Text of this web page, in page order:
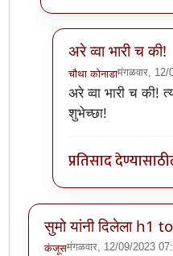
अरे व्वा भारी च की!
चौथा कोनाडामंगळवार,
In reply to
अरे व्वा भारी च की!
शुभेच्छा!
प्रतिसाद देण्यासाठी
सुमो यांनी दिलेला h1
कंजूसमंगळवार, 12/09/2023